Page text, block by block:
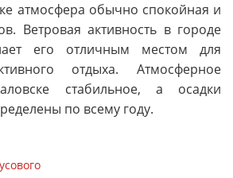
атмосфера обычно спокойная и
Ветровая активность в городе
его отличным местом для
отдыха. Атмосферное
стабильное, а осадки
по всему году.